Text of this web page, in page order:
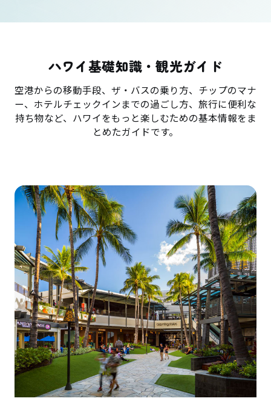
ハワイ基礎知識・観光ガイド
空港からの移動手段、ザ・バスの乗り方、チップのマナ
ー、ホテルチェックインまでの過ごし方、旅行に便利な
持ち物など、ハワイをもっと楽しむための基本情報をま
とめたガイドです。